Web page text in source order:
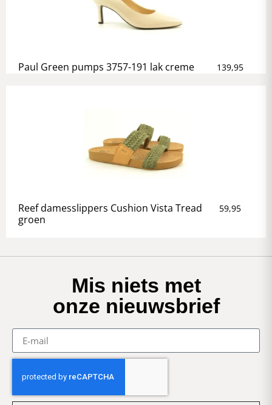
Paul Green pumps 3757-191 lak creme 139,95
Reef damesslippers Cushion Vista Tread
groen
59,95
Mis niets met
onze nieuwsbrief